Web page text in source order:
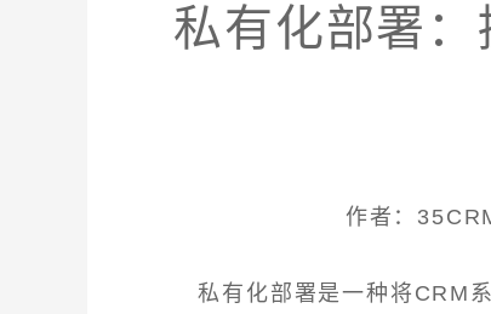
私有化部署
作者：
私有化部署是一种将CRM